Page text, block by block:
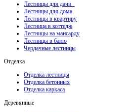
Лестницы для дачи
Лестницы для дома
Лестницы в квартиру
Лестница в коттедж
Лестницы на мансарду
Лестницы в баню
Чердачные лестницы
Отделка
Отделка лестницы
Отделка бетонных
Отделка каркаса
Деревянные